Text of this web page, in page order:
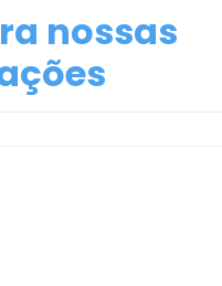
nossas